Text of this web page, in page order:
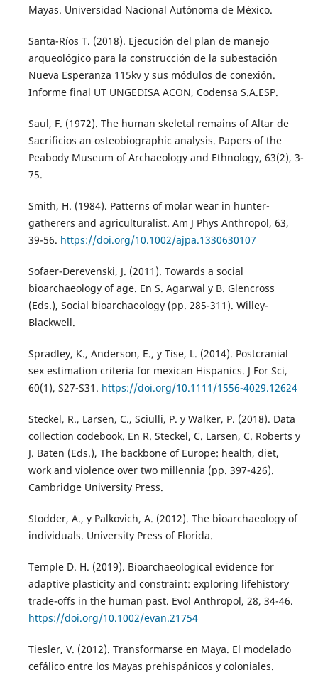
Mayas. Universidad Nacional Autónoma de México.
Santa-Ríos T. (2018). Ejecución del plan de manejo
arqueológico para la construcción de la subestación
Nueva Esperanza 115kv y sus módulos de conexión.
Informe final UT UNGEDISA ACON, Codensa S.A.ESP.
Saul, F. (1972). The human skeletal remains of Altar de
Sacrificios an osteobiographic analysis. Papers of the
Peabody Museum of Archaeology and Ethnology, 63(2), 3-
75.
Smith, H. (1984). Patterns of molar wear in hunter-
gatherers and agriculturalist. Am J Phys Anthropol, 63,
39-56. https://doi.org/10.1002/ajpa.1330630107
Sofaer-Derevenski, J. (2011). Towards a social
bioarchaeology of age. En S. Agarwal y B. Glencross
(Eds.), Social bioarchaeology (pp. 285-311). Willey-
Blackwell.
Spradley, K., Anderson, E., y Tise, L. (2014). Postcranial
sex estimation criteria for mexican Hispanics. J For Sci,
60(1), S27-S31. https://doi.org/10.1111/1556-4029.12624
Steckel, R., Larsen, C., Sciulli, P. y Walker, P. (2018). Data
collection codebook. En R. Steckel, C. Larsen, C. Roberts y
J. Baten (Eds.), The backbone of Europe: health, diet,
work and violence over two millennia (pp. 397-426).
Cambridge University Press.
Stodder, A., y Palkovich, A. (2012). The bioarchaeology of
individuals. University Press of Florida.
Temple D. H. (2019). Bioarchaeological evidence for
adaptive plasticity and constraint: exploring lifehistory
trade-offs in the human past. Evol Anthropol, 28, 34-46.
https://doi.org/10.1002/evan.21754
Tiesler, V. (2012). Transformarse en Maya. El modelado
cefálico entre los Mayas prehispánicos y coloniales.